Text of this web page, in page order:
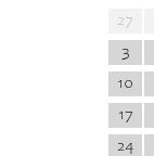
27
3
10
17
24